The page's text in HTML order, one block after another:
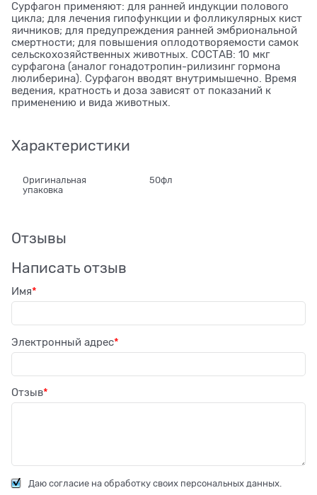
Сурфагон применяют: для ранней индукции полового
цикла; для лечения гипофункции и фолликулярных кист
яичников; для предупреждения ранней эмбриональной
смертности; для повышения оплодотворяемости самок
сельскохозяйственных животных. СОСТАВ: 10 мкг
сурфагона (аналог гонадотропин-рилизинг гормона
люлиберина). Сурфагон вводят внутримышечно. Время
ведения, кратность и доза зависят от показаний к
применению и вида животных.
Характеристики
Оригинальная
упаковка
50фл
Отзывы
Написать отзыв
Имя
Электронный адрес
Отзыв
Даю согласие на обработку своих персональных данных.